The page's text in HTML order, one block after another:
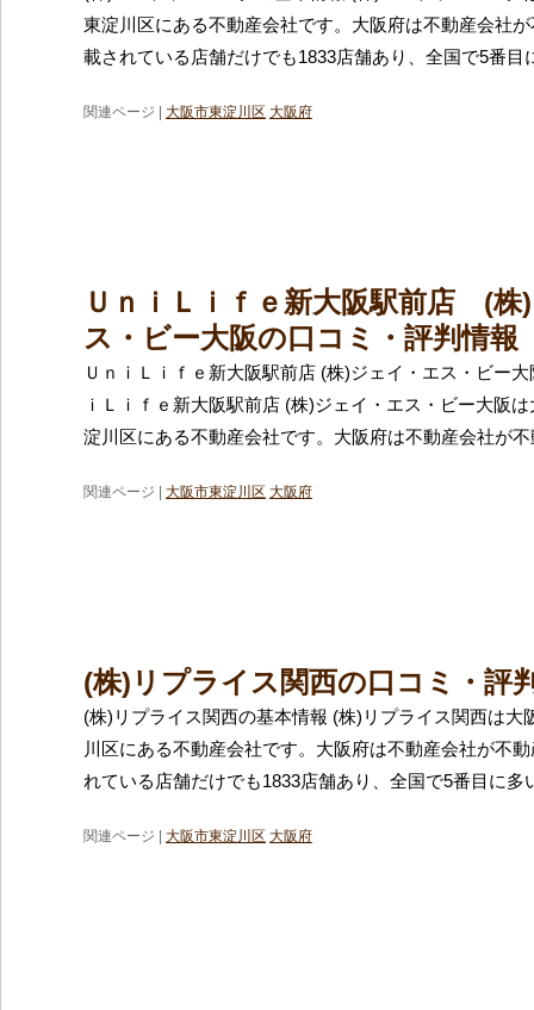
東淀川区にある不動産会社です。大阪府は不動産会社
載されている店舗だけでも1833店舗あり、全国で5番目
関連ページ | 大阪市東淀川区 大阪府
ＵｎｉＬｉｆｅ新大阪駅前店 (株
ス・ビー大阪の口コミ・評判情報
ＵｎｉＬｉｆｅ新大阪駅前店 (株)ジェイ・エス・ビー
ｉＬｉｆｅ新大阪駅前店 (株)ジェイ・エス・ビー大阪
淀川区にある不動産会社です。大阪府は不動産会社が
関連ページ | 大阪市東淀川区 大阪府
(株)リプライス関西の口コミ・評
(株)リプライス関西の基本情報 (株)リプライス関西は大
川区にある不動産会社です。大阪府は不動産会社が不
れている店舗だけでも1833店舗あり、全国で5番目に多
関連ページ | 大阪市東淀川区 大阪府